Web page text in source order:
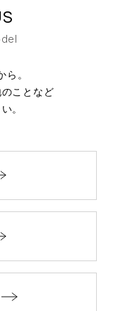
。
ことなど
。